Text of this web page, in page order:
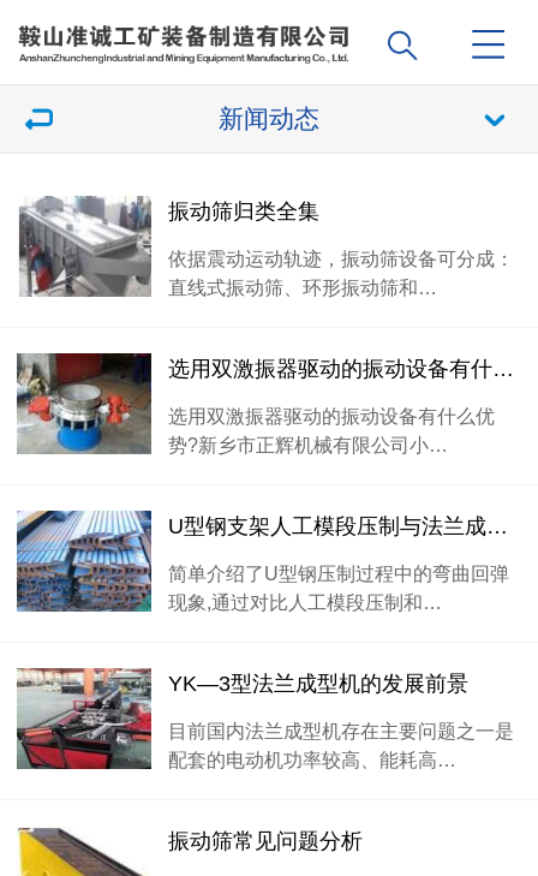
新闻动态
振动筛归类全集
依据震动运动轨迹，振动筛设备可分成：
直线式振动筛、环形振动筛和…
选用双激振器驱动的振动设备有什么优势?
选用双激振器驱动的振动设备有什么优
势?新乡市正辉机械有限公司小…
U型钢支架人工模段压制与法兰成型机压制加工工艺
简单介绍了U型钢压制过程中的弯曲回弹
现象,通过对比人工模段压制和…
YK―3型法兰成型机的发展前景
目前国内法兰成型机存在主要问题之一是
配套的电动机功率较高、能耗高…
振动筛常见问题分析